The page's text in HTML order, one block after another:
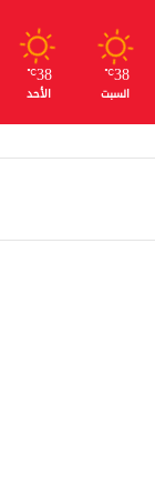
38
℃
السبت
38
℃
الأحد